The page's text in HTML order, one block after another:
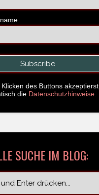
des Buttons akzeptierst
die Datenschutzhinweise.
SUCHE IM BLOG: